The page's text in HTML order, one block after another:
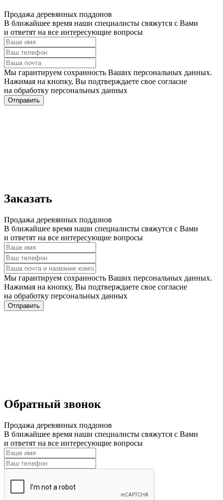
Продажа деревянных поддонов
В ближайшее время наши специалисты свяжутся с Вами
и ответят на все интересующие вопросы
Мы гарантируем сохранность Ваших персональных данных.
Нажимая на кнопку, Вы подтверждаете свое согласие
на обработку персональных данных
Отправить
Заказать
Продажа деревянных поддонов
В ближайшее время наши специалисты свяжутся с Вами
и ответят на все интересующие вопросы
Мы гарантируем сохранность Ваших персональных данных.
Нажимая на кнопку, Вы подтверждаете свое согласие
на обработку персональных данных
Отправить
Обратный звонок
Продажа деревянных поддонов
В ближайшее время наши специалисты свяжутся с Вами
и ответят на все интересующие вопросы